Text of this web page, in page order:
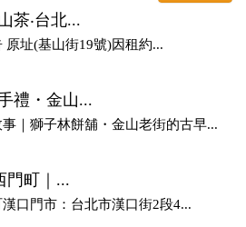
茶‧台北...
原址(基山街19號)因租約...
禮・金山...
事｜獅子林餅舖・金山老街的古早...
門町｜...
漢口門市：台北市漢口街2段4...